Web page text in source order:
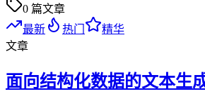
0 篇文章
最新
热门
精华
文章
面向结构化数据的文本生